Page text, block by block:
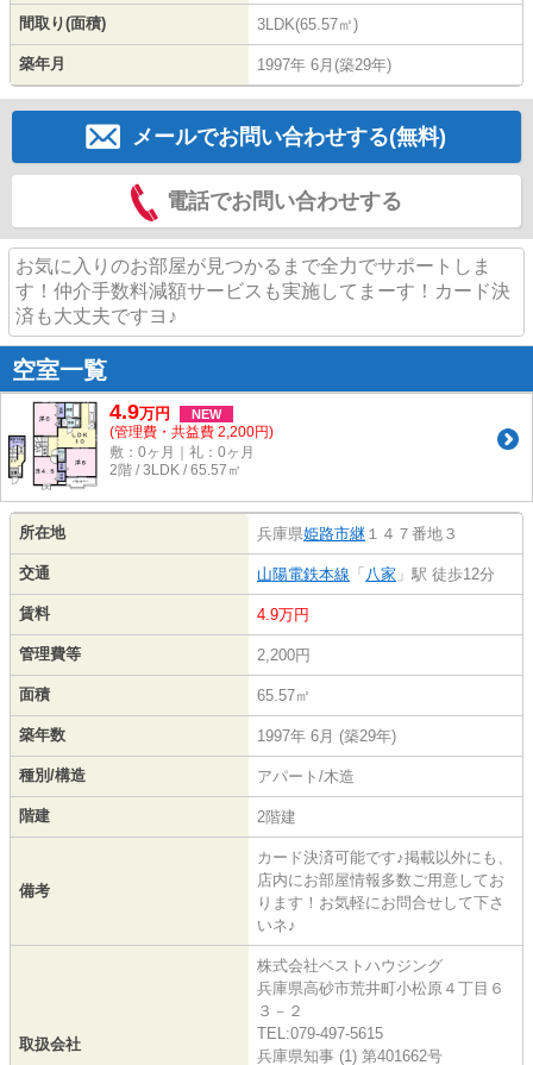
間取り(面積) 3LDK(65.57㎡)
築年月 1997年 6月(築29年)
メールでお問い合わせする(無料)
電話でお問い合わせする
お気に入りのお部屋が見つかるまで全力でサポートしま
す！仲介手数料減額サービスも実施してまーす！カード決
済も大丈夫ですヨ♪
空室一覧
4.9万円 NEW
(管理費・共益費 2,200円)
敷：0ヶ月｜礼：0ヶ月
2階 / 3LDK / 65.57㎡
所在地 兵庫県姫路市継 １４７番地３
交通 山陽電鉄本線 「 八家 」駅 徒歩12分
賃料 4.9万円
管理費等 2,200円
面積 65.57㎡
築年数 1997年 6月 (築29年)
種別/構造 アパート/木造
階建 2階建
備考
カード決済可能です♪掲載以外にも、
店内にお部屋情報多数ご用意してお
ります！お気軽にお問合せして下さ
いネ♪
取扱会社
株式会社ベストハウジング
兵庫県高砂市荒井町小松原４丁目６
３－２
TEL:079-497-5615
兵庫県知事 (1) 第401662号